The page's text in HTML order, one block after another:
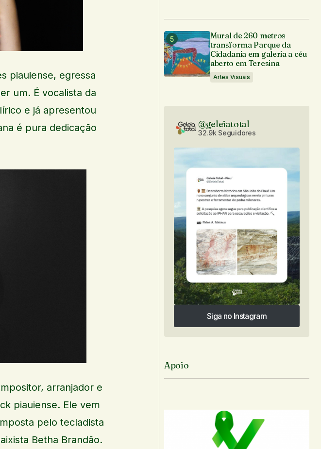
piauiense, egressa
um. É vocalista da
e já apresentou
é pura dedicação
arranjador e
piauiense. Ele vem
pelo tecladista
Betha Brandão.
Mural de 260 metros
transforma Parque da
Cidadania em galeria a céu
aberto em Teresina
Artes Visuais
@geleiatotal
32.9k Seguidores
Siga no Instagram
Siga no Instagram
Apoio